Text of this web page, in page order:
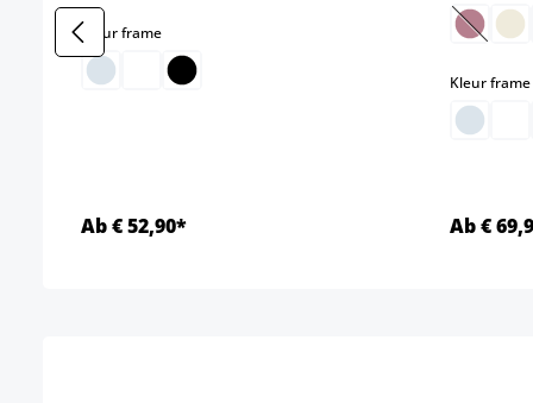
Kleur frameselect
Ab € 52,90*
(Deze
Kleur frame
Ab €